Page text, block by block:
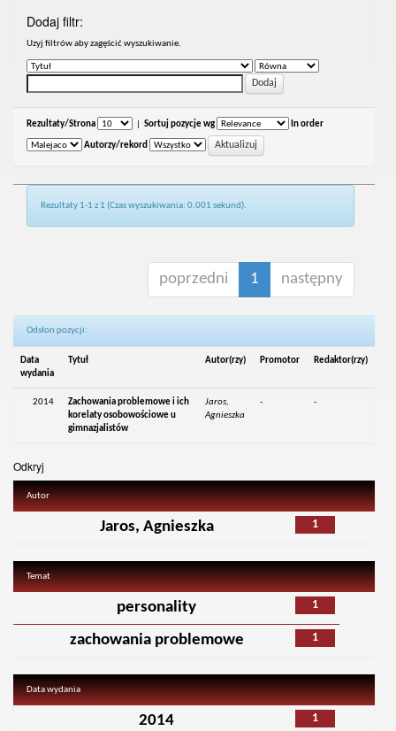
Dodaj filtr:
Uzyj filtrów aby zagęścić wyszukiwanie.
Rezultaty/Strona Sortuj pozycje wg In order
Autorzy/rekord
Rezultaty 1-1 z 1 (Czas wyszukiwania: 0.001 sekund).
poprzedni 1 następny
Odsłon pozycji:
Data
wydania
Tytuł Autor(rzy) Promotor Redaktor(rzy)
2014
Zachowania problemowe i ich
korelaty osobowościowe u
gimnazjalistów
Jaros,
Agnieszka
- -
Odkryj
Autor
1
Jaros, Agnieszka
Temat
1
personality
1
zachowania problemowe
Data wydania
1
2014